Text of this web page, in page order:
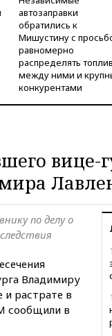
автозаправки
обратились к
Мишустину с
равномерно
распределять
между ними и
конкурентами
вице-
по делу о
Владимиру
растрате в
сообщили в